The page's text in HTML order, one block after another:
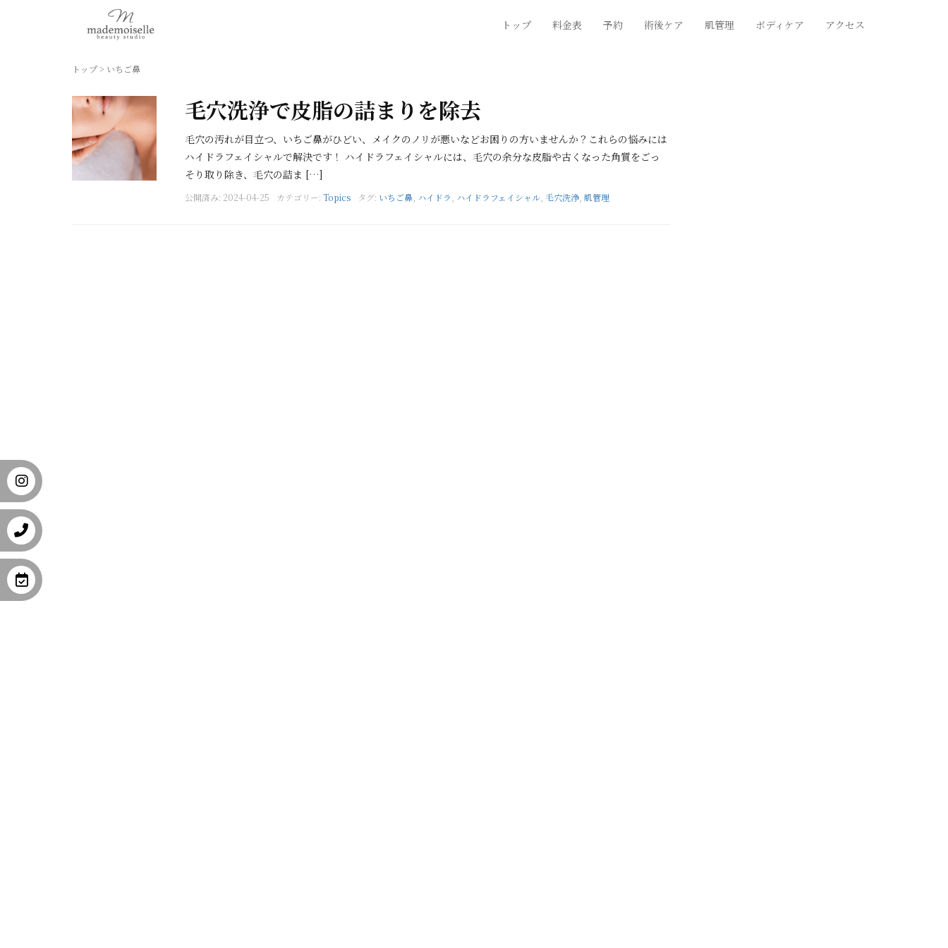
トップ 料金表 予約 術後ケア 肌管理 ボディケア アクセス
トップ> いちご鼻
毛穴洗浄で皮脂の詰まりを除去
毛穴の汚れが目立つ、いちご鼻がひどい、メイクのノリが悪いなどお困りの方いませんか？これらの悩みには
ハイドラフェイシャルで解決です！ ハイドラフェイシャルには、毛穴の余分な皮脂や古くなった角質をごっ
そり取り除き、毛穴の詰ま […]
公開済み: 2024-04-25 カテゴリー: Topics タグ: いちご鼻 ハイドラ ハイドラフェイシャル 毛穴洗浄, 肌管理